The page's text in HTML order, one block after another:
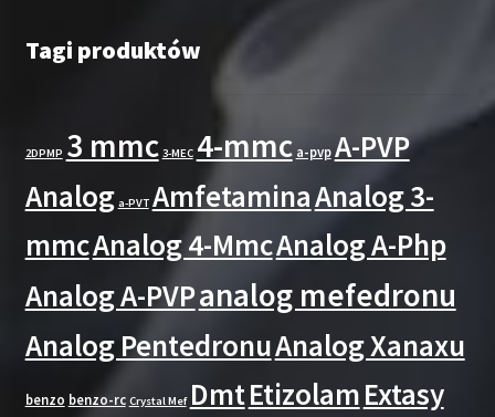
Tagi produktów
2DPMP 3 mmc 3-MEC 4-mmc a-pvp A-PVP
Analog a-PVT AmfetaminaAnalog 3-
mmcAnalog 4-MmcAnalog A-Php
Analog A-PVPanalog mefedronu
Analog PentedronuAnalog Xanaxu
benzo benzo-rc Crystal Mef DmtEtizolamExtasy